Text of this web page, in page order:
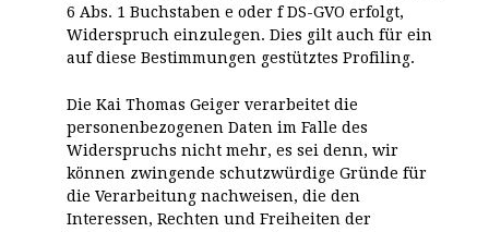
6 Abs. 1 Buchstaben e oder f DS-GVO erfolgt,
Widerspruch einzulegen. Dies gilt auch für ein
auf diese Bestimmungen gestütztes Profiling.
Die Kai Thomas Geiger verarbeitet die
personenbezogenen Daten im Falle des
Widerspruchs nicht mehr, es sei denn, wir
können zwingende schutzwürdige Gründe für
die Verarbeitung nachweisen, die den
Interessen, Rechten und Freiheiten der